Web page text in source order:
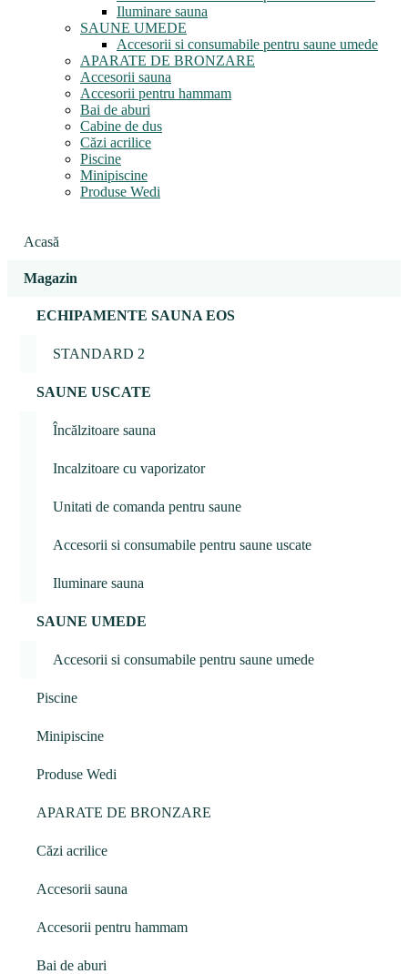
Iluminare sauna
SAUNE UMEDE
Accesorii si consumabile pentru saune umede
APARATE DE BRONZARE
Accesorii sauna
Accesorii pentru hammam
Bai de aburi
Cabine de dus
Căzi acrilice
Piscine
Minipiscine
Produse Wedi
Acasă
Magazin
ECHIPAMENTE SAUNA EOS
STANDARD 2
SAUNE USCATE
Încălzitoare sauna
Incalzitoare cu vaporizator
Unitati de comanda pentru saune
Accesorii si consumabile pentru saune uscate
Iluminare sauna
SAUNE UMEDE
Accesorii si consumabile pentru saune umede
Piscine
Minipiscine
Produse Wedi
APARATE DE BRONZARE
Căzi acrilice
Accesorii sauna
Accesorii pentru hammam
Bai de aburi